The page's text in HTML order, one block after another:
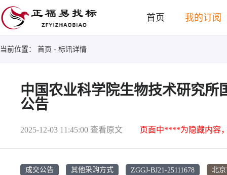
首页 我的订阅
当前位置： 首页 - 标讯详情
中国农业科学院生物技术研究所
公告
2025-12-03 11:45:00 查看原文 页面中****为隐藏内容
成交公告 其他采购方式 ZGGJ-BJ21-25111678 北